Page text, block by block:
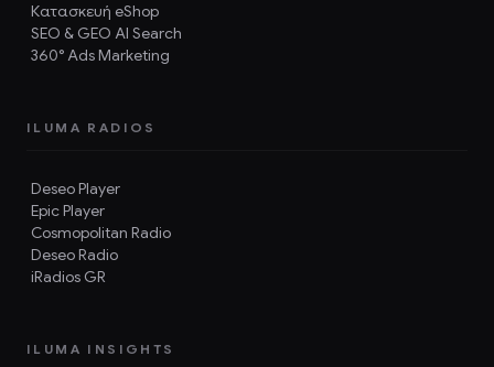
Κατασκευή eShop
SEO & GEO AI Search
360° Ads Marketing
ILUMA RADIOS
Deseo Player
Epic Player
Cosmopolitan Radio
Deseo Radio
iRadios GR
ILUMA INSIGHTS